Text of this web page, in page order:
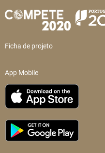
Ficha de projeto
App Mobile